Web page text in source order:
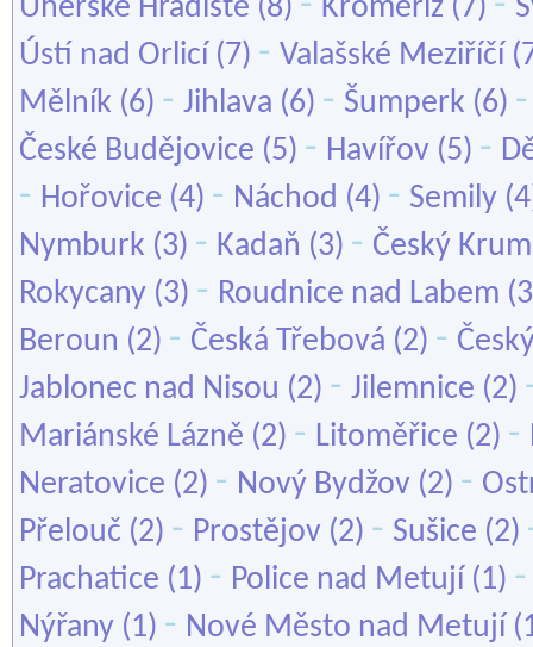
Uherské Hradiště (8) Kroměříž (7)
Ústí nad Orlicí (7) - Valašské Meziříčí
Mělník (6) - Jihlava (6) - Šumperk (6)
České Budějovice (5) - Havířov (5) -
- Hořovice (4) - Náchod (4) - Semily
Nymburk (3) - Kadaň (3) - Český
Rokycany (3) - Roudnice nad Labem
Beroun (2) - Česká Třebová (2) -
Jablonec nad Nisou (2) - Jilemnice (2)
Mariánské Lázně (2) - Litoměřice (2) -
Neratovice (2) - Nový Bydžov (2) -
Přelouč (2) - Prostějov (2) - Sušice (2)
Prachatice (1) - Police nad Metují (1)
Nýřany (1) - Nové Město nad Metují